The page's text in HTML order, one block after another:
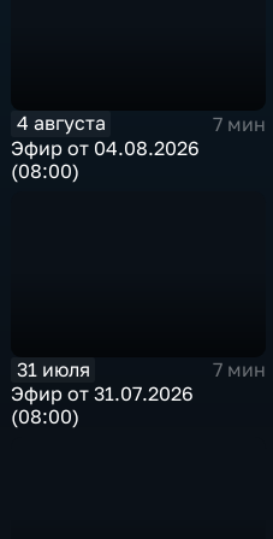
4 августа
7 мин
Эфир от 04.08.2026
(08:00)
31 июля
7 мин
Эфир от 31.07.2026
(08:00)